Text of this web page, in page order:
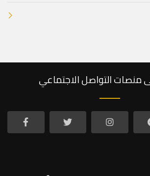
منصات التواصل الاجتماعي